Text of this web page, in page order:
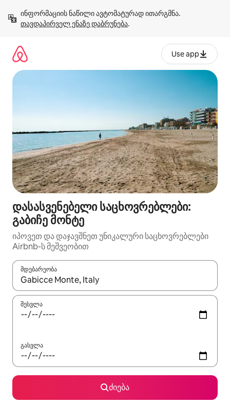
გადასვლა
თავდაპირველ ენაზე დაბრუნება.
Use app
დასასვენებელი საცხოვრებლები:
გაბიჩე მონტე
იპოვეთ და დაჯავშნეთ უნიკალური საცხოვრებლები
Airbnb-ს მეშვეობით
მდებარეობა
როცა შედეგები ხელმისაწვდომი გახდება, ნავიგაციისთვის
შესვლა
გასვლა
ძიება